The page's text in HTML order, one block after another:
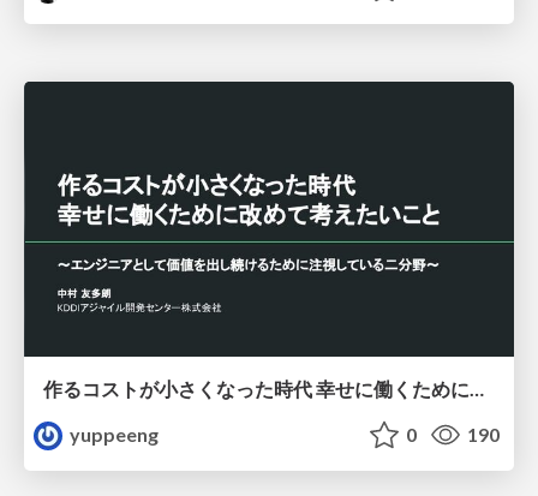
作るコストが小さくなった時代 幸せに働くために改めて考えたいこと 〜エンジニアとして価値を出し続けるために注視している二分野〜
yuppeeng
0 190